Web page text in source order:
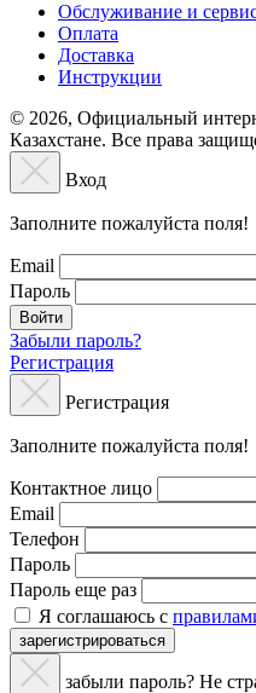
Обслуживание и
Оплата
Доставка
Инструкции
© 2026, Официальный
Казахстане. Все права
Вход
Заполните пожалуйста поля!
Email
Пароль
Войти
Забыли пароль?
Регистрация
Регистрация
Заполните пожалуйста поля!
Контактное лицо
Email
Телефон
Пароль
Пароль еще раз
Я соглашаюсь с
зарегистрироваться
забыли пароль? Не